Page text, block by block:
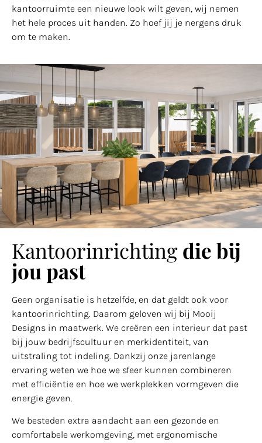
kantoorruimte een nieuwe look wilt geven, wij nemen
het hele proces uit handen. Zo hoef jij je nergens druk
om te maken.
Kantoorinrichtingdie bij
jou past
Geen organisatie is hetzelfde, en dat geldt ook voor
kantoorinrichting. Daarom geloven wij bij Mooij
Designs in maatwerk. We creëren een interieur dat past
bij jouw bedrijfscultuur en merkidentiteit, van
uitstraling tot indeling. Dankzij onze jarenlange
ervaring weten we hoe we sfeer kunnen combineren
met efficiëntie en hoe we werkplekken vormgeven die
energie geven.
We besteden extra aandacht aan een gezonde en
comfortabele werkomgeving, met ergonomische